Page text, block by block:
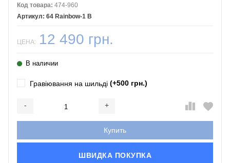
Код товара: 474-960
64 Rainbow-1 B
ЦЕНА: 12 490 грн.
В наличии
Гравіювання на шильді (+500 грн.)
- +
Купить
ШВИДКА ПОКУПКА